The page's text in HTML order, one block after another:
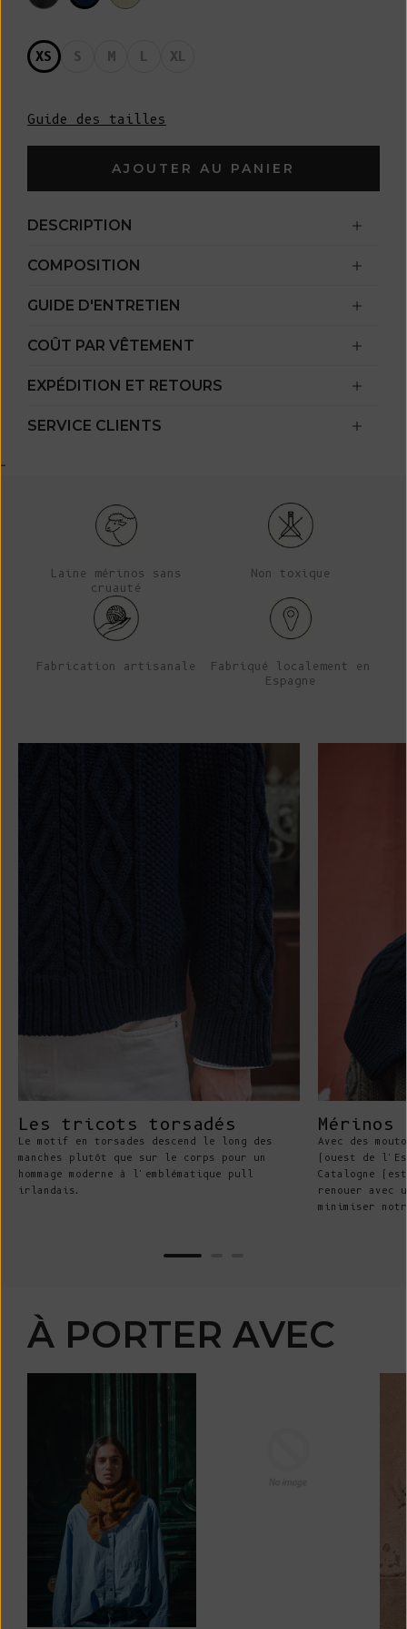
XS S M L XL
Guide des tailles
AJOUTER AU PANIER
DESCRIPTION
COMPOSITION
GUIDE D'ENTRETIEN
COÛT PAR VÊTEMENT
EXPÉDITION ET RETOURS
SERVICE CLIENTS
-
Laine mérinos sans
cruauté
Non toxique
Fabrication artisanale
Fabriqué localement en
Espagne
Les tricots torsadés
Le motif en torsades descend le long des
manches plutôt que sur le corps pour un
hommage moderne à l'emblématique pull
irlandais.
Mérinos
Avec des
(ouest de
Catalogne
renouer avec
minimiser
À PORTER AVEC